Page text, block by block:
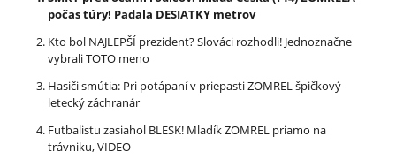
počas túry! Padala DESIATKY metrov
Kto bol NAJLEPŠÍ prezident? Slováci rozhodli! Jednoznačne
vybrali TOTO meno
Hasiči smútia: Pri potápaní v priepasti ZOMREL špičkový
letecký záchranár
Futbalistu zasiahol BLESK! Mladík ZOMREL priamo na
trávniku, VIDEO